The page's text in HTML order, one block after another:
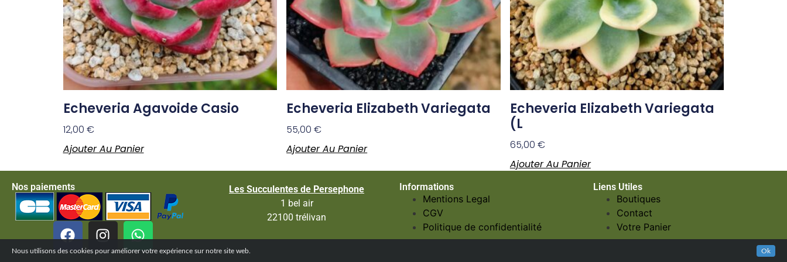
Echeveria Agavoide Casio
12,00 €
Ajouter Au Panier
Echeveria Elizabeth Variegata
55,00€
Ajouter Au Panier
Echeveria Elizabeth Variegata
(L
65,00 €
Ajouter Au Panier
Nos paiements
Les Succulentes de Persephone
1 bel air
22100 trélivan
Informations
Mentions Legal
CGV
Politique de confidentialité
Liens Utiles
Boutiques
Contact
Votre Panier
Nous utilisons des cookies pour améliorer votre expérience sur notre site web. Ok